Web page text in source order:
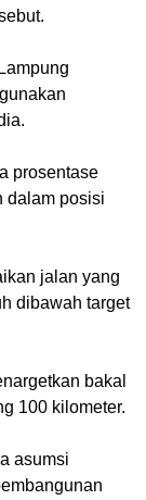
prosentase
dalam posisi
jalan yang
dibawah target
bakal
100 kilometer.
asumsi